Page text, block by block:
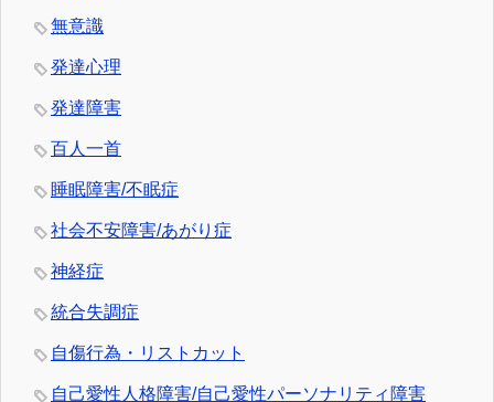
無意識
発達心理
発達障害
百人一首
睡眠障害/不眠症
社会不安障害/あがり症
神経症
統合失調症
自傷行為・リストカット
自己愛性人格障害/自己愛性パーソナリティ障害